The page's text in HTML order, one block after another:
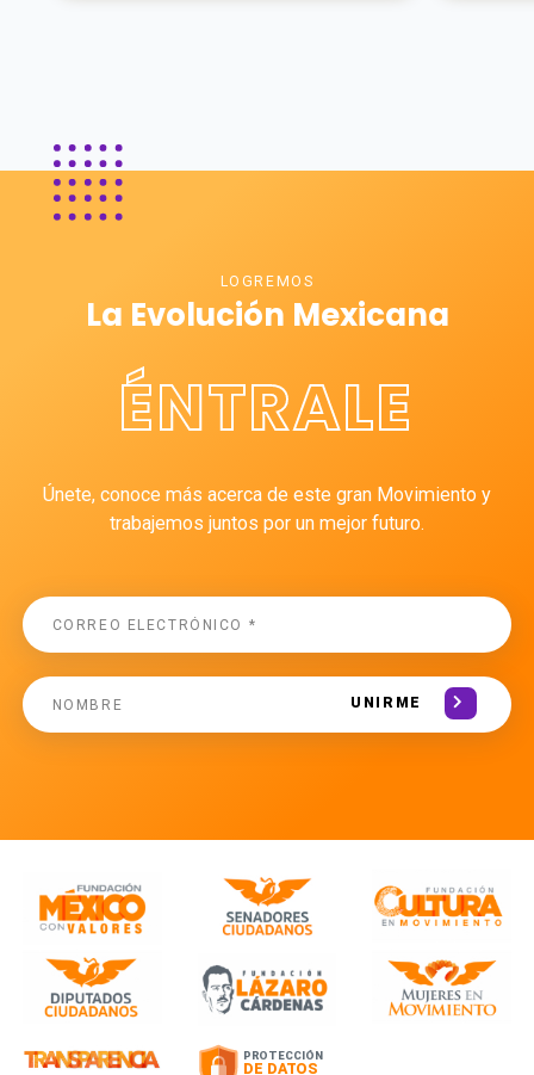
LOGREMOS
La Evolución Mexicana
ÉNTRALE
Únete, conoce más acerca de este gran Movimiento y
trabajemos juntos por un mejor futuro.
UNIRME